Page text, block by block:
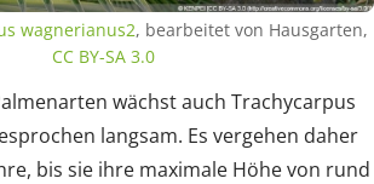
wagnerianus2, bearbeitet von Hausgarten,
CC BY-SA 3.0
wächst auch Trachycarpus
langsam. Es vergehen daher
bis sie ihre maximale Höhe von rund